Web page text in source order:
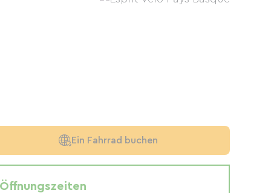
Ein Fahrrad buchen
Öffnungszeiten